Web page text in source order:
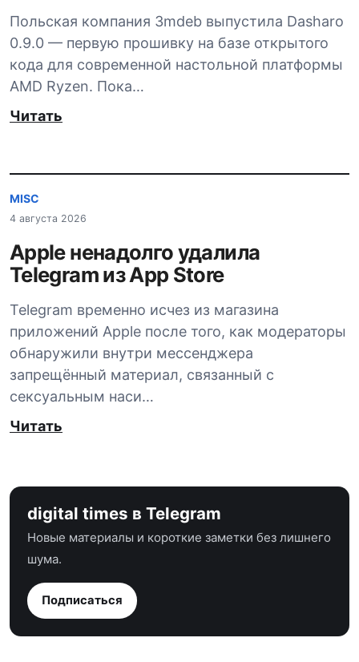
Польская компания 3mdeb выпустила Dasharo
0.9.0 — первую прошивку на базе открытого
кода для современной настольной платформы
AMD Ryzen. Пока…
Читать
MISC
4 августа 2026
Apple ненадолго удалила
Telegram из App Store
Telegram временно исчез из магазина
приложений Apple после того, как модераторы
обнаружили внутри мессенджера
запрещённый материал, связанный с
сексуальным наси…
Читать
digital times в Telegram
Новые материалы и короткие заметки без лишнего
шума.
Подписаться